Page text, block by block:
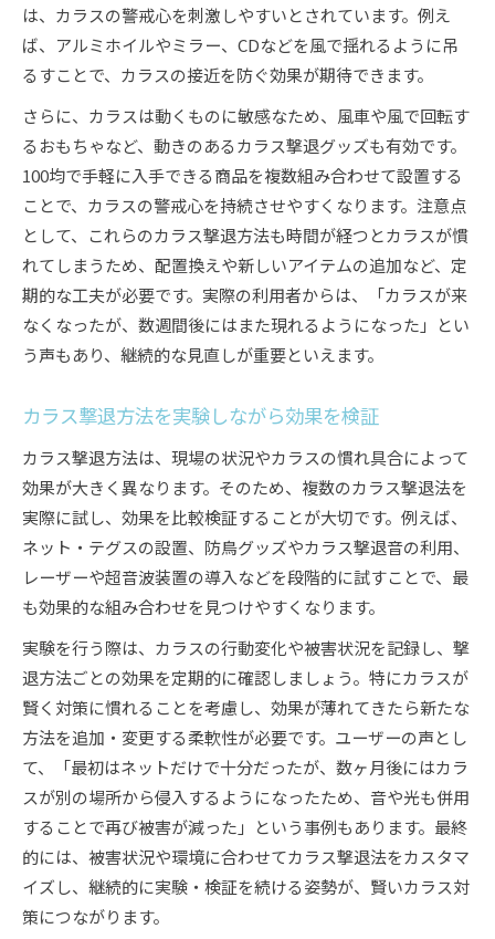
は、カラスの警戒心を刺激しやすいとされています。例え
ば、アルミホイルやミラー、CDなどを風で揺れるように吊
るすことで、カラスの接近を防ぐ効果が期待できます。
さらに、カラスは動くものに敏感なため、風車や風で回転す
るおもちゃなど、動きのあるカラス撃退グッズも有効です。
100均で手軽に入手できる商品を複数組み合わせて設置する
ことで、カラスの警戒心を持続させやすくなります。注意点
として、これらのカラス撃退方法も時間が経つとカラスが慣
れてしまうため、配置換えや新しいアイテムの追加など、定
期的な工夫が必要です。実際の利用者からは、「カラスが来
なくなったが、数週間後にはまた現れるようになった」とい
う声もあり、継続的な見直しが重要といえます。
カラス撃退方法を実験しながら効果を検証
カラス撃退方法は、現場の状況やカラスの慣れ具合によって
効果が大きく異なります。そのため、複数のカラス撃退法を
実際に試し、効果を比較検証することが大切です。例えば、
ネット・テグスの設置、防鳥グッズやカラス撃退音の利用、
レーザーや超音波装置の導入などを段階的に試すことで、最
も効果的な組み合わせを見つけやすくなります。
実験を行う際は、カラスの行動変化や被害状況を記録し、撃
退方法ごとの効果を定期的に確認しましょう。特にカラスが
賢く対策に慣れることを考慮し、効果が薄れてきたら新たな
方法を追加・変更する柔軟性が必要です。ユーザーの声とし
て、「最初はネットだけで十分だったが、数ヶ月後にはカラ
スが別の場所から侵入するようになったため、音や光も併用
することで再び被害が減った」という事例もあります。最終
的には、被害状況や環境に合わせてカラス撃退法をカスタマ
イズし、継続的に実験・検証を続ける姿勢が、賢いカラス対
策につながります。